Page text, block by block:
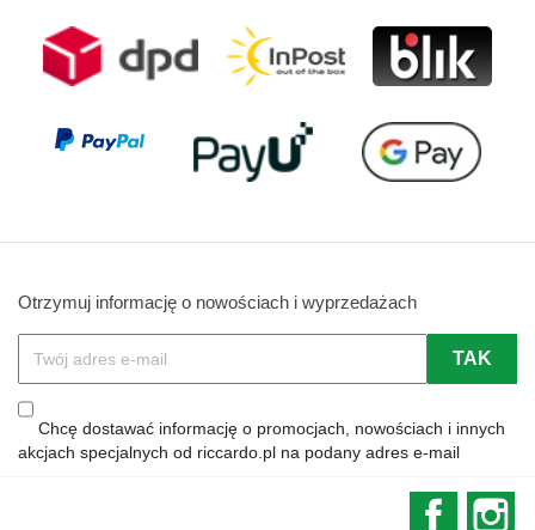
Otrzymuj informację o nowościach i wyprzedażach
Chcę dostawać informację o promocjach, nowościach i innych
akcjach specjalnych od riccardo.pl na podany adres e-mail